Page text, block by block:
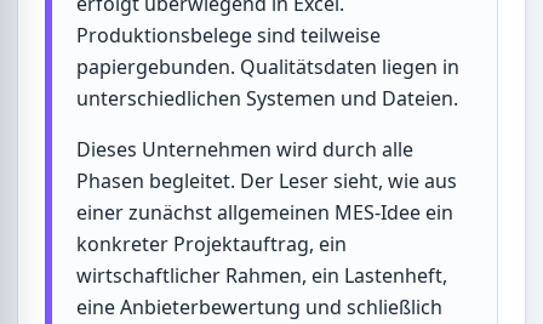
Produktionsbelege sind teilweise
papiergebunden. Qualitätsdaten liegen in
unterschiedlichen Systemen und Dateien.
Dieses Unternehmen wird durch alle
Phasen begleitet. Der Leser sieht, wie aus
einer zunächst allgemeinen MES-Idee ein
konkreter Projektauftrag, ein
wirtschaftlicher Rahmen, ein Lastenheft,
eine Anbieterbewertung und schließlich